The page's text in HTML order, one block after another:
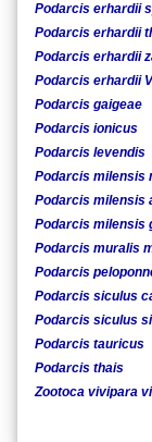
Podarcis erhardii
Podarcis erhardii
Podarcis erhardii
Podarcis erhardii
Podarcis gaigeae
Podarcis ionicus
Podarcis levendis
Podarcis milensis
Podarcis milensis
Podarcis milensis
Podarcis muralis
Podarcis
Podarcis siculus
Podarcis siculus
Podarcis tauricus
Podarcis thais
Zootoca vivipara